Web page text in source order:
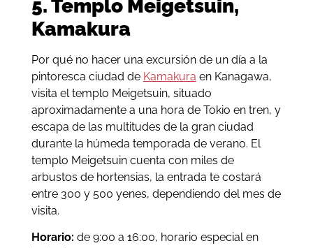
5. Templo Meigetsuin,
Kamakura
Por qué no hacer una excursión de un día a la
pintoresca ciudad de Kamakura en Kanagawa,
visita el templo Meigetsuin, situado
aproximadamente a una hora de Tokio en tren, y
escapa de las multitudes de la gran ciudad
durante la húmeda temporada de verano. El
templo Meigetsuin cuenta con miles de
arbustos de hortensias, la entrada te costará
entre 300 y 500 yenes, dependiendo del mes de
visita.
Horario: de 9:00 a 16:00, horario especial en